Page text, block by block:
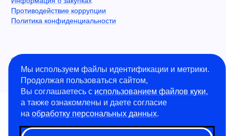
Противодействие коррупции
Политика конфиденциальности
©
Мы используем файлы идентификации и метрики.
Продолжая пользоваться сайтом,
Вы соглашаетесь с использованием файлов куки,
а также ознакомлены и даете согласие
на обработку персональных данных.